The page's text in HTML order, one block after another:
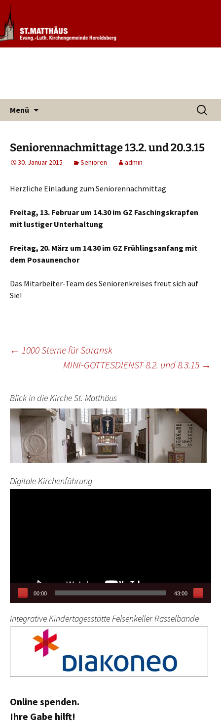
Evang. Kirchengemeinde St.
Matthäus Heroldsberg
Informationen rund um unsere
Kirchengemeinde
Menü
Suchen
nach:
Seniorennachmittage 13.2. und 20.3.15
30. Januar 2015 Senioren admin
Herzliche Einladung zum Seniorennachmittag
Freitag, 13. Februar um 14.30 im GZ Faschingskrapfen
mit lustiger Unterhaltung
Freitag, 20. März um 14.30 im GZ Frühlingsanfang mit
dem Posaunenchor
Das Mitarbeiter-Team des Seniorenkreises freut sich auf
Sie!
Beitragsnavigation
← 1000 Sterne für Saransk
MINI-GOTTESDIENST 8.2. und 8.3.15 →
Blick in die Kirche St. Matthäus
Digitale Kirchenführung
00:00 43:00
Integrative Kindertagesstätte Felsenkeller Rasselbande
Online spenden.
Ihre Gabe hilft!